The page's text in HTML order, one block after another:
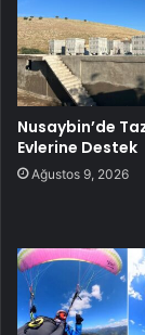
Nusaybin’de
Evlerine Destek
Ağustos 9, 2026